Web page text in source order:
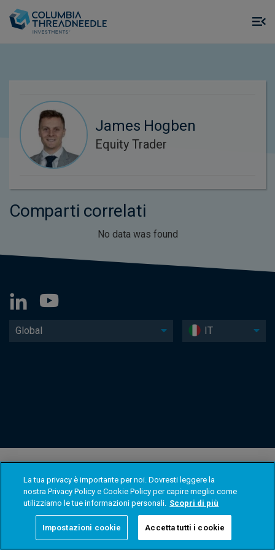
James Hogben
Equity Trader
Comparti correlati
No data was found
Global IT
La tua privacy è importante per noi. Dovresti leggere la
nostra Privacy Policy e Cookie Policy per capire meglio come
utilizziamo le tue informazioni personali. Scopri di più
Impostazioni cookie Accetta tutti i cookie